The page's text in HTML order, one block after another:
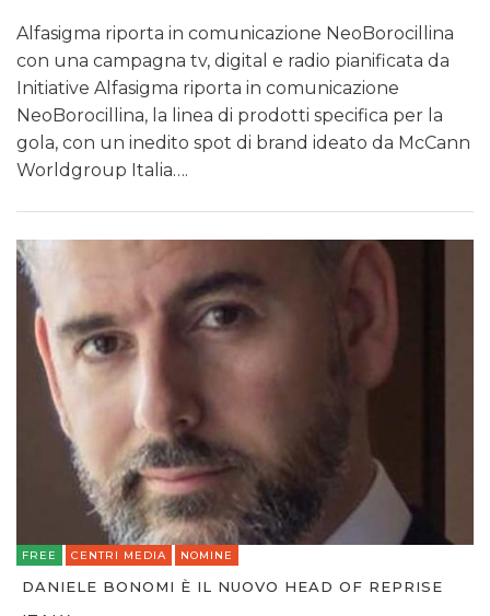
Alfasigma riporta in comunicazione NeoBorocillina
con una campagna tv, digital e radio pianificata da
Initiative Alfasigma riporta in comunicazione
NeoBorocillina, la linea di prodotti specifica per la
gola, con un inedito spot di brand ideato da McCann
Worldgroup Italia….
FREE CENTRI MEDIA NOMINE
DANIELE BONOMI È IL NUOVO HEAD OF REPRISE